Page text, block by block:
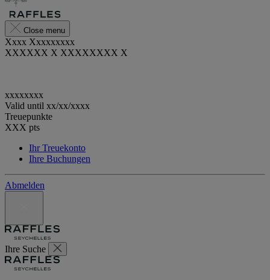
Close menu
Xxxx Xxxxxxxxx
XXXXXX X XXXXXXXX X
xxxxxxxx
Valid until xx/xx/xxxx
Treuepunkte
XXX pts
Ihr Treuekonto
Ihre Buchungen
Abmelden
Ihre Suche